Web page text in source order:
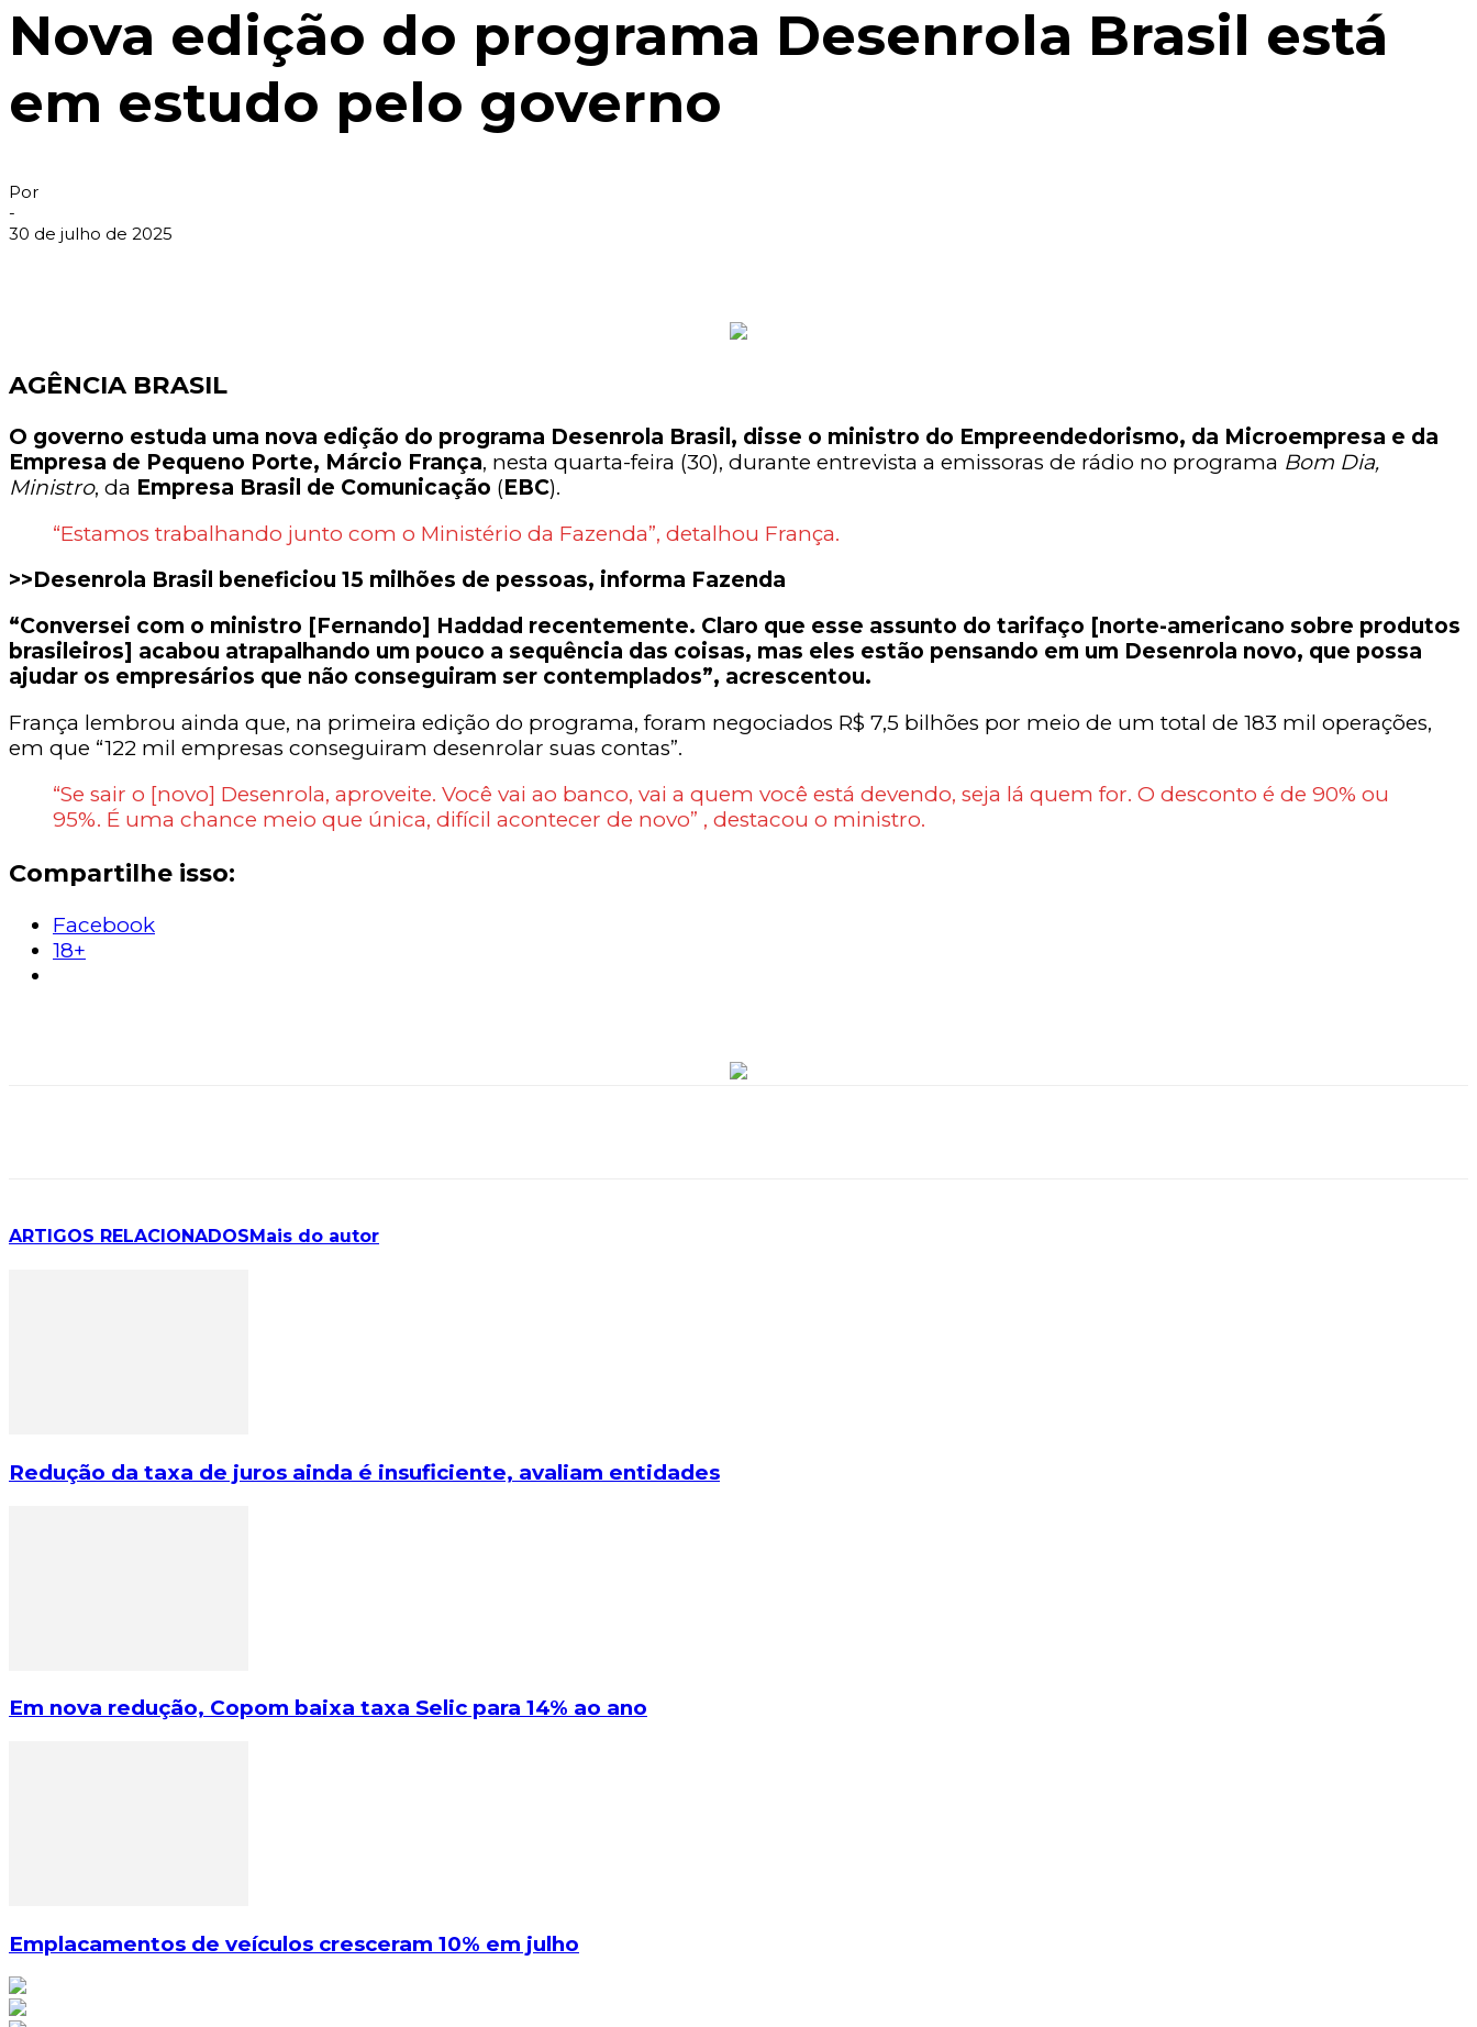
Nova edição do programa Desenrola Brasil está
em estudo pelo governo
Por
-
30 de julho de 2025
AGÊNCIA BRASIL
O governo estuda uma nova edição do programa Desenrola Brasil, disse o ministro do Empreendedorismo, da Microempresa e da
Empresa de Pequeno Porte, Márcio França, nesta quarta-feira (30), durante entrevista a emissoras de rádio no programa Bom Dia,
Ministro, da Empresa Brasil de Comunicação (EBC).
“Estamos trabalhando junto com o Ministério da Fazenda”, detalhou França.
>>Desenrola Brasil beneficiou 15 milhões de pessoas, informa Fazenda
“Conversei com o ministro [Fernando] Haddad recentemente. Claro que esse assunto do tarifaço [norte-americano sobre produtos
brasileiros] acabou atrapalhando um pouco a sequência das coisas, mas eles estão pensando em um Desenrola novo, que possa
ajudar os empresários que não conseguiram ser contemplados”, acrescentou.
França lembrou ainda que, na primeira edição do programa, foram negociados R$ 7,5 bilhões por meio de um total de 183 mil operações,
em que “122 mil empresas conseguiram desenrolar suas contas”.
“Se sair o [novo] Desenrola, aproveite. Você vai ao banco, vai a quem você está devendo, seja lá quem for. O desconto é de 90% ou
95%. É uma chance meio que única, difícil acontecer de novo” , destacou o ministro.
Compartilhe isso:
Facebook
18+
ARTIGOS RELACIONADOSMais do autor
Redução da taxa de juros ainda é insuficiente, avaliam entidades
Em nova redução, Copom baixa taxa Selic para 14% ao ano
Emplacamentos de veículos cresceram 10% em julho